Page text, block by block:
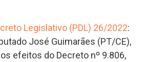
Legislativo (PDL) 26/2022:
José Guimarães (PT/CE),
efeitos do Decreto nº 9.806,